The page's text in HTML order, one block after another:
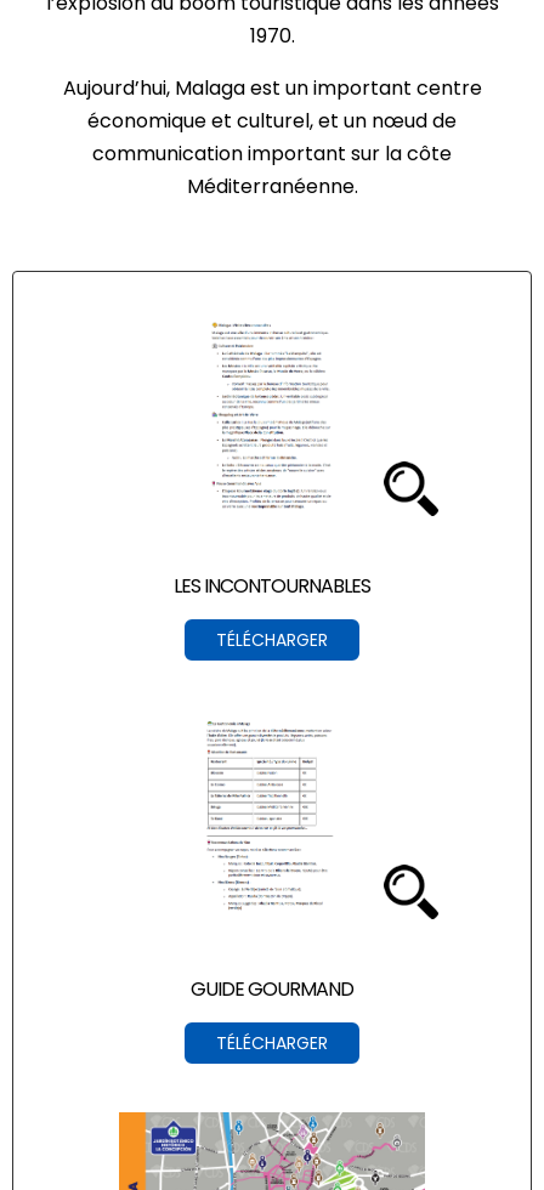
1970.
Aujourd’hui, Malaga est un important centre
économique et culturel, et un nœud de
communication important sur la côte
Méditerranéenne.
LES INCONTOURNABLES
TÉLÉCHARGER
GUIDE GOURMAND
TÉLÉCHARGER